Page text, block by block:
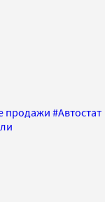
продажи#Автостат